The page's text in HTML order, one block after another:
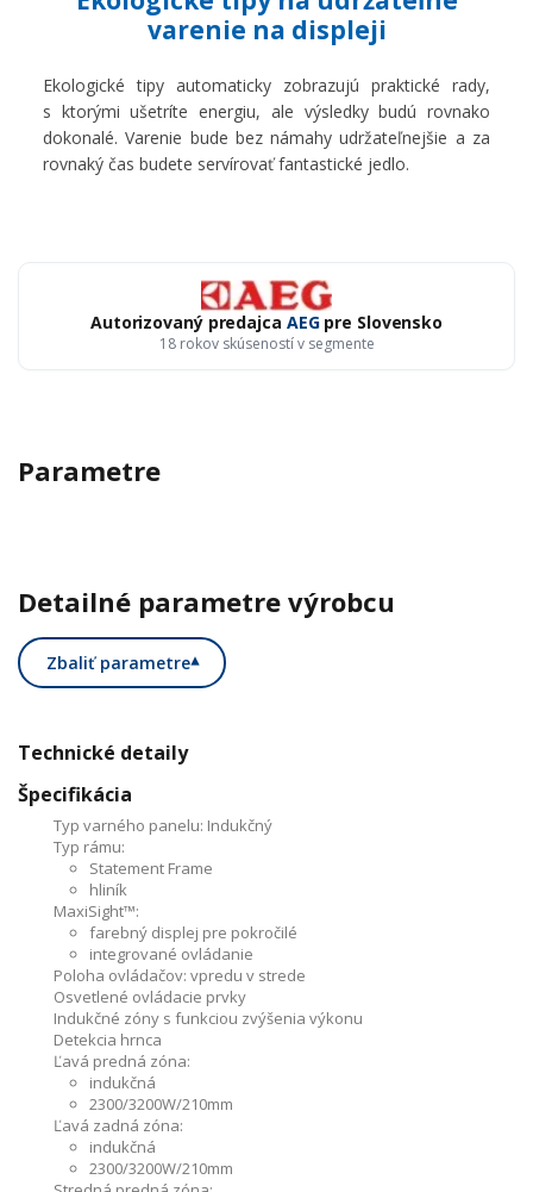
varenie na displeji
Ekologické tipy automaticky zobrazujú praktické rady,
s ktorými ušetríte energiu, ale výsledky budú rovnako
dokonalé. Varenie bude bez námahy udržateľnejšie a za
rovnaký čas budete servírovať fantastické jedlo.
Autorizovaný predajca AEGpre Slovensko
18 rokov skúseností v segmente
Parametre
Detailné parametre výrobcu
Zbaliť parametre▾
Technické detaily
Špecifikácia
Typ varného panelu: Indukčný
Typ rámu:
Statement Frame
hliník
MaxiSight™:
farebný displej pre pokročilé
integrované ovládanie
Poloha ovládačov: vpredu v strede
Osvetlené ovládacie prvky
Indukčné zóny s funkciou zvýšenia výkonu
Detekcia hrnca
Ľavá predná zóna:
indukčná
2300/3200W/210mm
Ľavá zadná zóna:
indukčná
2300/3200W/210mm